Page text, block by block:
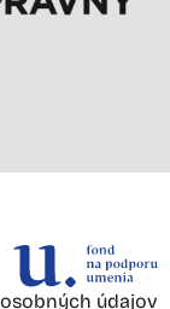
údajov